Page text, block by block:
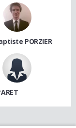
PORZIER